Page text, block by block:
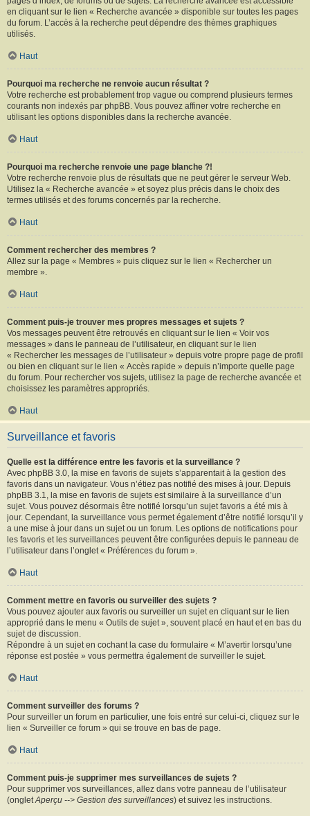
en cliquant sur le lien « Recherche avancée » disponible sur toutes les pages
du forum. L’accès à la recherche peut dépendre des thèmes graphiques
utilisés.
Haut
Pourquoi ma recherche ne renvoie aucun résultat ?
Votre recherche est probablement trop vague ou comprend plusieurs termes
courants non indexés par phpBB. Vous pouvez affiner votre recherche en
utilisant les options disponibles dans la recherche avancée.
Haut
Pourquoi ma recherche renvoie une page blanche ?!
Votre recherche renvoie plus de résultats que ne peut gérer le serveur Web.
Utilisez la « Recherche avancée » et soyez plus précis dans le choix des
termes utilisés et des forums concernés par la recherche.
Haut
Comment rechercher des membres ?
Allez sur la page « Membres » puis cliquez sur le lien « Rechercher un
membre ».
Haut
Comment puis-je trouver mes propres messages et sujets ?
Vos messages peuvent être retrouvés en cliquant sur le lien « Voir vos
messages » dans le panneau de l’utilisateur, en cliquant sur le lien
« Rechercher les messages de l’utilisateur » depuis votre propre page de profil
ou bien en cliquant sur le lien « Accès rapide » depuis n’importe quelle page
du forum. Pour rechercher vos sujets, utilisez la page de recherche avancée et
choisissez les paramètres appropriés.
Haut
Surveillance et favoris
Quelle est la différence entre les favoris et la surveillance ?
Avec phpBB 3.0, la mise en favoris de sujets s’apparentait à la gestion des
favoris dans un navigateur. Vous n’étiez pas notifié des mises à jour. Depuis
phpBB 3.1, la mise en favoris de sujets est similaire à la surveillance d’un
sujet. Vous pouvez désormais être notifié lorsqu’un sujet favoris a été mis à
jour. Cependant, la surveillance vous permet également d’être notifié lorsqu’il y
a une mise à jour dans un sujet ou un forum. Les options de notifications pour
les favoris et les surveillances peuvent être configurées depuis le panneau de
l’utilisateur dans l’onglet « Préférences du forum ».
Haut
Comment mettre en favoris ou surveiller des sujets ?
Vous pouvez ajouter aux favoris ou surveiller un sujet en cliquant sur le lien
approprié dans le menu « Outils de sujet », souvent placé en haut et en bas du
sujet de discussion.
Répondre à un sujet en cochant la case du formulaire « M’avertir lorsqu’une
réponse est postée » vous permettra également de surveiller le sujet.
Haut
Comment surveiller des forums ?
Pour surveiller un forum en particulier, une fois entré sur celui-ci, cliquez sur le
lien « Surveiller ce forum » qui se trouve en bas de page.
Haut
Comment puis-je supprimer mes surveillances de sujets ?
Pour supprimer vos surveillances, allez dans votre panneau de l’utilisateur
(ongletAperçu --> Gestion des surveillances) et suivez les instructions.